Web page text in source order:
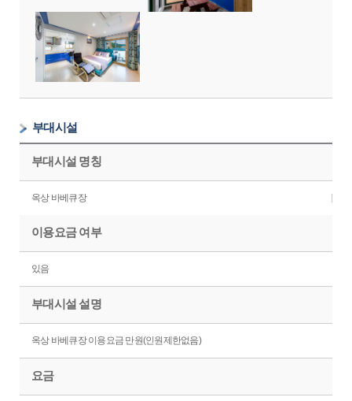
부대시설
부대시설 명칭
옥상 바베큐장
이용요금 여부
있음
부대시설 설명
옥상 바베큐장 이용요금 만원(인원제한없음)
요금